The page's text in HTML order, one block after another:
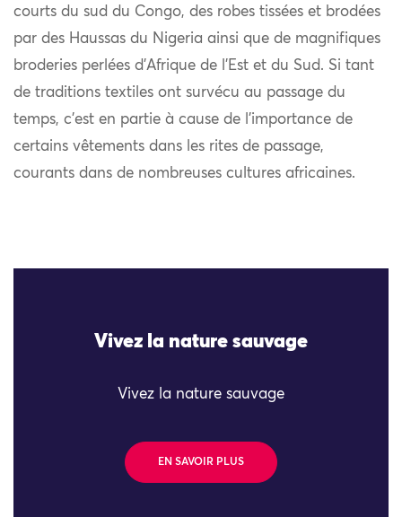
courts du sud du Congo, des robes tissées et brodées
par des Haussas du Nigeria ainsi que de magnifiques
broderies perlées d’Afrique de l’Est et du Sud. Si tant
de traditions textiles ont survécu au passage du
temps, c’est en partie à cause de l’importance de
certains vêtements dans les rites de passage,
courants dans de nombreuses cultures africaines.
Vivez la nature sauvage
Vivez la nature sauvage
EN SAVOIR PLUS